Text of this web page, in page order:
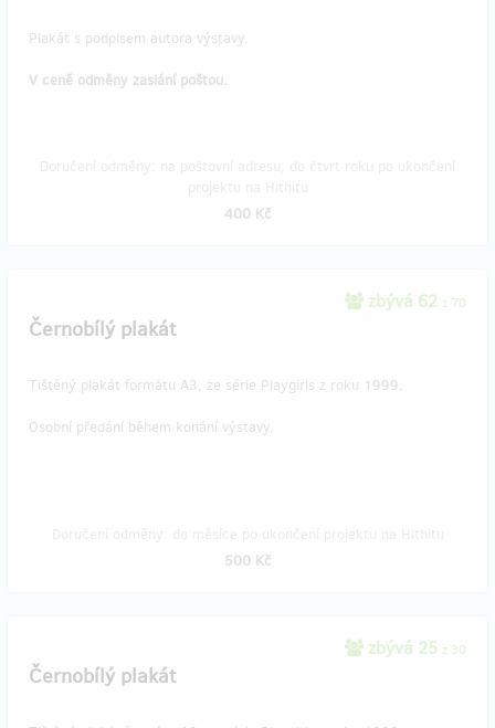
Plakát s podpisem autora výstavy.
V ceně odměny zaslání poštou.
400 Kč
zbývá 62 z 70
Černobílý plakát
Tištěný plakát formátu A3, ze série Playgirls z roku 1999.
Osobní předání během konání výstavy.
500 Kč
zbývá 25 z 30
Černobílý plakát